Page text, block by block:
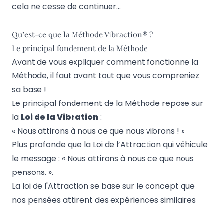
cela ne cesse de continuer...
Qu’est-ce que la Méthode Vibraction® ?
Le principal fondement de la Méthode
Avant de vous expliquer comment fonctionne la
Méthode, il faut avant tout que vous compreniez
sa base !
Le principal fondement de la Méthode repose sur
la Loi de la Vibration:
« Nous attirons à nous ce que nous vibrons ! »
Plus profonde que la Loi de l’Attraction qui véhicule
le message : « Nous attirons à nous ce que nous
pensons. ».
La loi de l'Attraction se base sur le concept que
nos pensées attirent des expériences similaires